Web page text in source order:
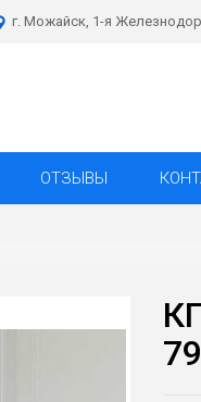
г. Можайск, 1-я
ОТЗЫВЫ